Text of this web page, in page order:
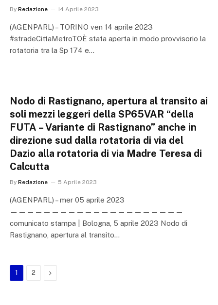
By Redazione 14 Aprile 2023
(AGENPARL) – TORINO ven 14 aprile 2023
#stradeCittaMetroTOÈ stata aperta in modo provvisorio la
rotatoria tra la Sp 174 e…
Nodo di Rastignano, apertura al transito ai
soli mezzi leggeri della SP65VAR “della
FUTA – Variante di Rastignano” anche in
direzione sud dalla rotatoria di via del
Dazio alla rotatoria di via Madre Teresa di
Calcutta
By Redazione 5 Aprile 2023
(AGENPARL) – mer 05 aprile 2023
—————————————————————
comunicato stampa | Bologna, 5 aprile 2023 Nodo di
Rastignano, apertura al transito…
1 2 Next